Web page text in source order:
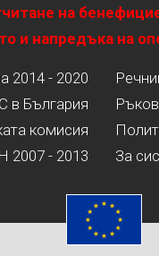
на
и напредъка на
2014 - 2020
в България
комисия
2007 - 2013
За